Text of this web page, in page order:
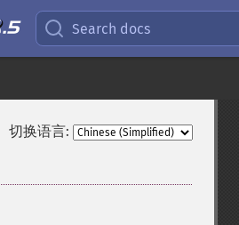
Search docs
切换语言: